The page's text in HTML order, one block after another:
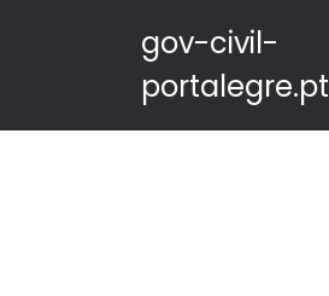
gov-civil-
portalegre.pt